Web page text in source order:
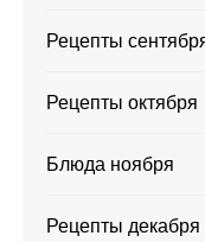
Рецепты
Рецепты октября
Блюда ноября
Рецепты декабря